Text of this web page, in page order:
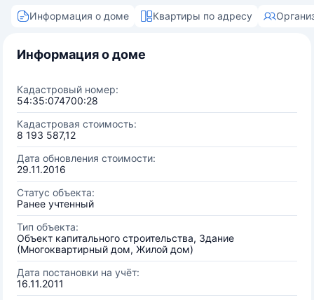
Информация о доме Квартиры по адресу
Информация о доме
Кадастровый номер:
54:35:074700:28
Кадастровая стоимость:
8 193 587,12
Дата обновления стоимости:
29.11.2016
Статус объекта:
Ранее учтенный
Тип объекта:
Объект капитального строительства, Здание
(Многоквартирный дом, Жилой дом)
Дата постановки на учёт:
16.11.2011